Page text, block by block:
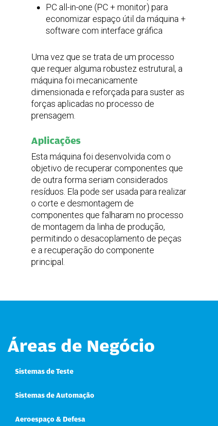
PC all-in-one (PC + monitor) para
economizar espaço útil da máquina +
software com interface gráfica
Uma vez que se trata de um processo
que requer alguma robustez estrutural, a
máquina foi mecanicamente
dimensionada e reforçada para suster as
forças aplicadas no processo de
prensagem.
Aplicações
Esta máquina foi desenvolvida com o
objetivo de recuperar componentes que
de outra forma seriam considerados
resíduos. Ela pode ser usada para realizar
o corte e desmontagem de
componentes que falharam no processo
de montagem da linha de produção,
permitindo o desacoplamento de peças
e a recuperação do componente
principal.
Áreas de Negócio
Sistemas de Teste
Sistemas de Automação
Aeroespaço & Defesa